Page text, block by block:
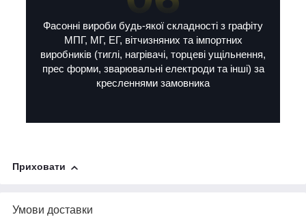
Фасонні вироби будь-якої складності з графіту
МПГ, МГ, ЕГ, вітчизняних та імпортних
виробників (тиглі, нагрівачі, торцеві ущільнення,
прес форми, зварювальні електроди та інші) за
кресленнями замовника
Приховати
Умови доставки